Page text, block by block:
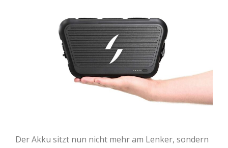
Der Akku sitzt nun nicht mehr am Lenker, sondern